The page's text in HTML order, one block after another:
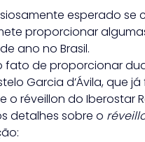
esperado se
proporcionar
ano no Brasil.
fato de proporcionar
Garcia d’Ávila, que
o réveillon do Iberostar
detalhes sobre o